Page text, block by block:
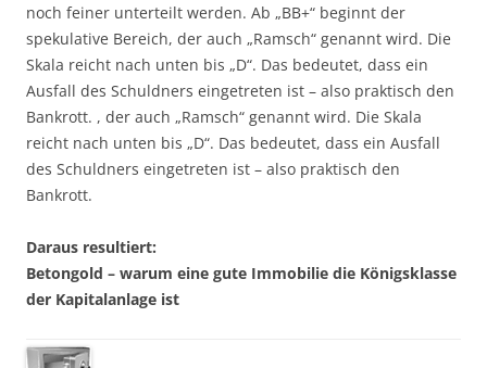
noch feiner unterteilt werden. Ab „BB+“ beginnt der
spekulative Bereich, der auch „Ramsch“ genannt wird. Die
Skala reicht nach unten bis „D“. Das bedeutet, dass ein
Ausfall des Schuldners eingetreten ist – also praktisch den
Bankrott. , der auch „Ramsch“ genannt wird. Die Skala
reicht nach unten bis „D“. Das bedeutet, dass ein Ausfall
des Schuldners eingetreten ist – also praktisch den
Bankrott.
Daraus resultiert:
Betongold – warum eine gute Immobilie die Königsklasse
der Kapitalanlage ist